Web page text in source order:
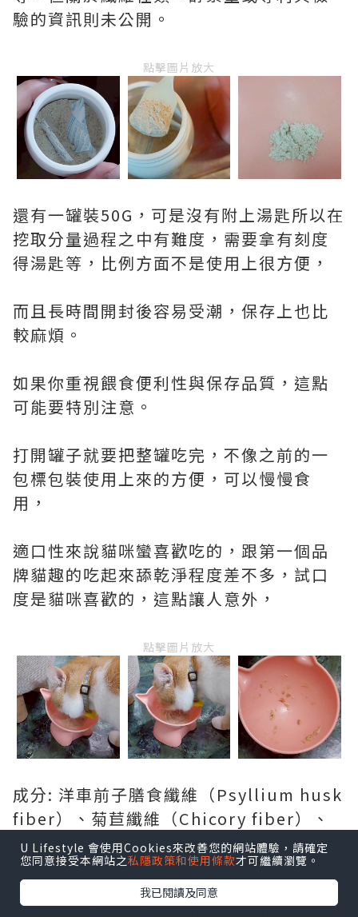
驗的資訊則未公開。
點擊圖片放大
還有一罐裝50G，可是沒有附上湯匙所以在
挖取分量過程之中有難度，需要拿有刻度
得湯匙等，比例方面不是使用上很方便，
而且長時間開封後容易受潮，保存上也比
較麻煩。
如果你重視餵食便利性與保存品質，這點
可能要特別注意。
打開罐子就要把整罐吃完，不像之前的一
包標包裝使用上來的方便，可以慢慢食
用，
適口性來說貓咪蠻喜歡吃的，跟第一個品
牌貓趣的吃起來舔乾淨程度差不多，試口
度是貓咪喜歡的，這點讓人意外，
點擊圖片放大
成分: 洋車前子膳食纖維（Psyllium husk
fiber）、菊苣纖維（Chicory fiber）、
木瓜酵素（Papaya enzyme） 、蛋白酵
素（Protease enzyme）
U Lifestyle 會使用Cookies來改善您的網站體驗，請確定
您同意接受本網站之私隱政策和使用條款才可繼續瀏覽。
我已閱讀及同意